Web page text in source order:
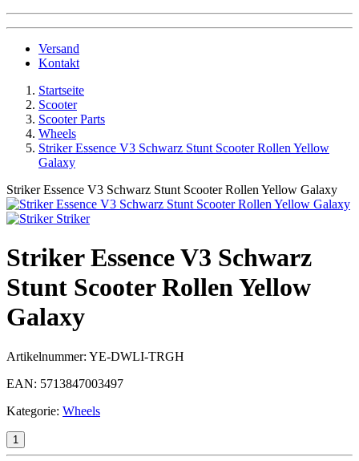
Versand
Kontakt
Startseite
Scooter
Scooter Parts
Wheels
Striker Essence V3 Schwarz Stunt Scooter Rollen Yellow
Galaxy
Striker Essence V3 Schwarz Stunt Scooter Rollen Yellow Galaxy
Striker
Striker Essence V3 Schwarz
Stunt Scooter Rollen Yellow
Galaxy
Artikelnummer: YE-DWLI-TRGH
EAN: 5713847003497
Kategorie: Wheels